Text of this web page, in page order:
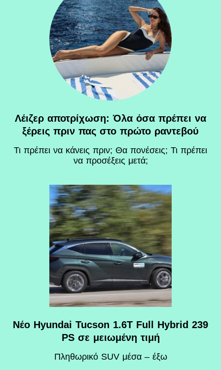
Λέιζερ αποτρίχωση: Όλα όσα πρέπει να
ξέρεις πριν πας στο πρώτο ραντεβού
Τι πρέπει να κάνεις πριν; Θα πονέσεις; Τι πρέπει
να προσέξεις μετά;
Νέο Hyundai Tucson 1.6T Full Hybrid 239
PS σε μειωμένη τιμή
Πληθωρικό SUV μέσα – έξω